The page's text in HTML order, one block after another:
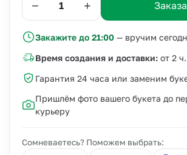
− +
Закажите до 21:00 — вручим
Время создания и доставки: от 2 ч.
Гарантия 24 часа или заменим
Пришлём фото вашего букета до
курьеру
Сомневаетесь? Поможем выбрать: